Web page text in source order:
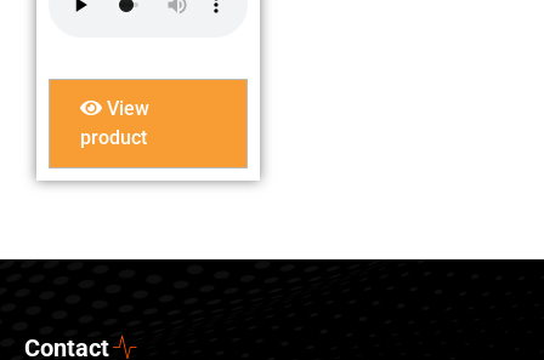
View
product
Contact